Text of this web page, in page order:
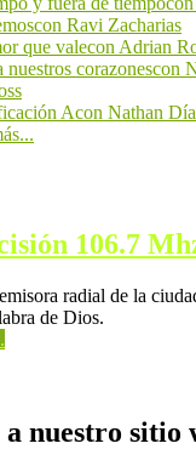
con Ravi Zacharias
que valecon Adrian
nuestros corazonescon
Acon Nathan
106.7
radial de la
de Dios.
nuestro sitio